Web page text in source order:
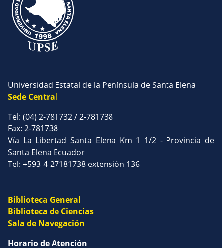
Universidad Estatal de la Península de Santa Elena
Sede Central
Tel: (04) 2-781732 / 2-781738
Fax: 2-781738
Vía La Libertad Santa Elena Km 1 1/2 - Provincia de
Santa Elena Ecuador
Tel: +593-4-27181738 extensión 136
Biblioteca General
Biblioteca de Ciencias
Sala de Navegación
Horario de Atención